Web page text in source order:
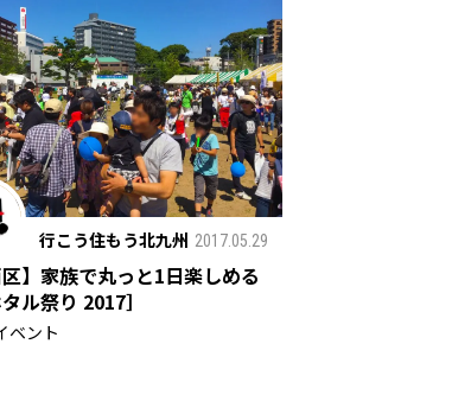
行こう住もう北九州 2017.05.29
区】家族で丸っと1日楽しめる
タル祭り 2017］
ベント